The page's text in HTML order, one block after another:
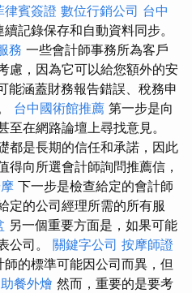
律賓簽證 數位行銷公司 台中
記錄保存和自動資料同步。
務 一些會計師事務所為客戶
慮，因為它可以給您額外的安
能涵蓋財務報告錯誤、稅務申
台中國術館推薦 第一步是向
在網路論壇上尋找意見。
都是長期的信任和承諾，因此
得向所選會計師詢問推薦信，
下一步是檢查給定的會計師
定的公司經理所需的所有服
另一個重要方面是，如果可能
公司。 關鍵字公司 按摩師證
的標準可能因公司而異，但
餐外燴 然而，重要的是要考